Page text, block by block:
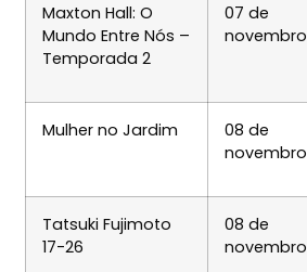
Maxton Hall: O
Mundo Entre Nós –
Temporada 2
07 de
novembro
Mulher no Jardim
08 de
novembro
Tatsuki Fujimoto
17-26
08 de
novembro